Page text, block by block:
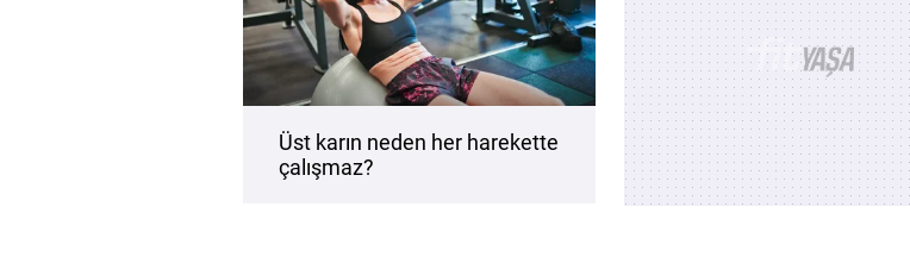
Üst karın neden her harekette
çalışmaz?